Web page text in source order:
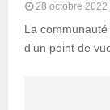
28 octobre 2022
La
d’un point de